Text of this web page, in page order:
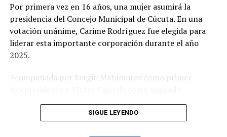
Por primera vez en 16 años, una mujer asumirá la
presidencia del Concejo Municipal de Cúcuta. En una
votación unánime, Carime Rodríguez fue elegida para
liderar esta importante corporación durante el año
2025.
Acompañada por Sergio Matamoros como primer
vicepresidente, Rodríguez asume este reto con el
compromiso de garantizar que las voces y necesidades
SIGUE LEYENDO